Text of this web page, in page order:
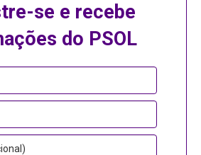
se e recebe
do PSOL